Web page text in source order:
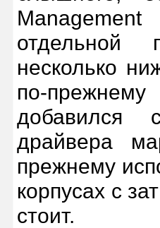
отдельной
несколько
по-
добавился
драйвера
прежнему
корпусах с
стоит.